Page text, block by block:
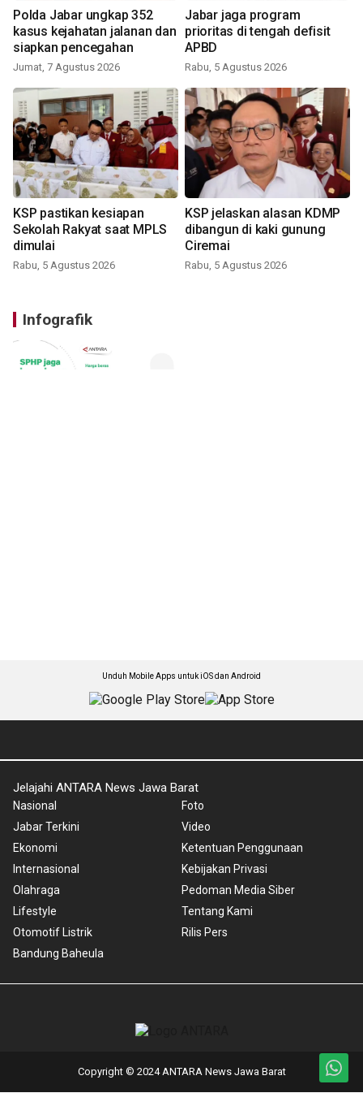
Polda Jabar ungkap 352
kasus kejahatan jalanan dan
siapkan pencegahan
Jumat, 7 Agustus 2026
Jabar jaga program
prioritas di tengah defisit
APBD
Rabu, 5 Agustus 2026
KSP pastikan kesiapan
Sekolah Rakyat saat MPLS
dimulai
Rabu, 5 Agustus 2026
KSP jelaskan alasan KDMP
dibangun di kaki gunung
Ciremai
Rabu, 5 Agustus 2026
Infografik
Unduh Mobile Apps untuk iOS dan Android
Jelajahi ANTARA News Jawa Barat
Nasional
Jabar Terkini
Ekonomi
Internasional
Olahraga
Lifestyle
Otomotif Listrik
Bandung Baheula
Foto
Video
Ketentuan Penggunaan
Kebijakan Privasi
Pedoman Media Siber
Tentang Kami
Rilis Pers
Copyright © 2024 ANTARA News Jawa Barat